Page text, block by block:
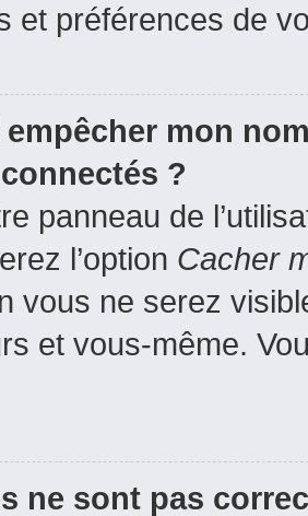
et préférences de
mon
?
panneau de
l’option Cacher
vous ne serez
et vous-même.
ne sont pas